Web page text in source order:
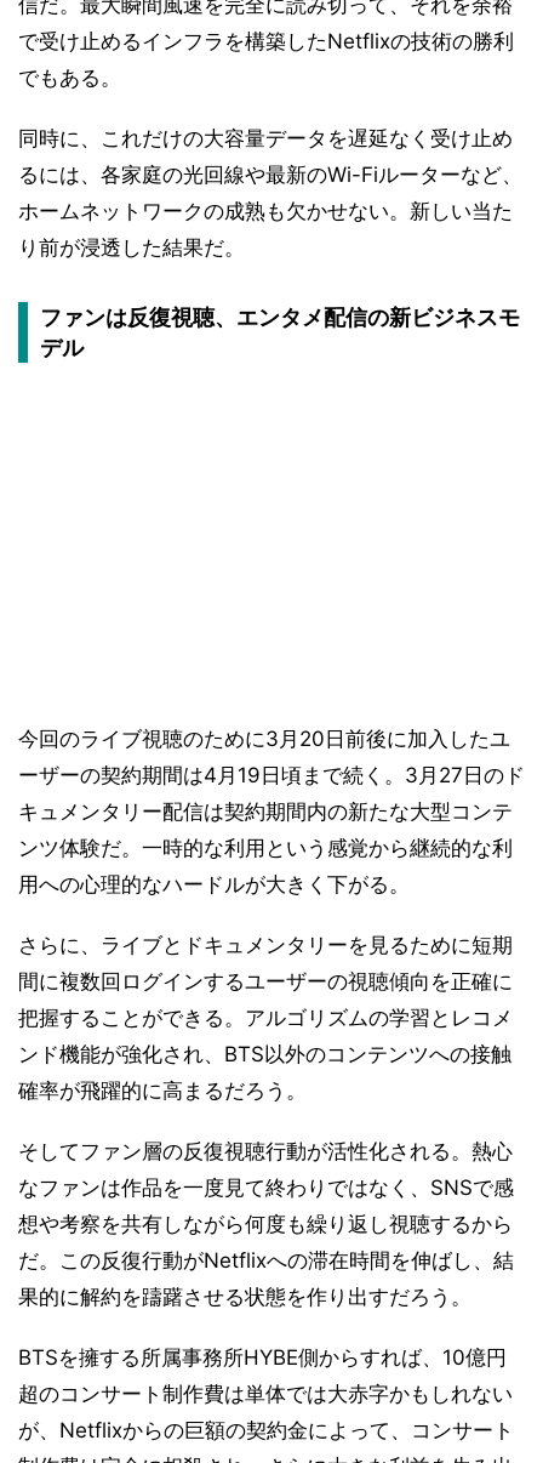
信だ。最大瞬間風速を完全に読み切って、それを余裕
で受け止めるインフラを構築したNetflixの技術の勝利
でもある。
同時に、これだけの大容量データを遅延なく受け止め
るには、各家庭の光回線や最新のWi-Fiルーターなど、
ホームネットワークの成熟も欠かせない。新しい当た
り前が浸透した結果だ。
ファンは反復視聴、エンタメ配信の新ビジネスモ
デル
今回のライブ視聴のために3月20日前後に加入したユ
ーザーの契約期間は4月19日頃まで続く。3月27日のド
キュメンタリー配信は契約期間内の新たな大型コンテ
ンツ体験だ。一時的な利用という感覚から継続的な利
用への心理的なハードルが大きく下がる。
さらに、ライブとドキュメンタリーを見るために短期
間に複数回ログインするユーザーの視聴傾向を正確に
把握することができる。アルゴリズムの学習とレコメ
ンド機能が強化され、BTS以外のコンテンツへの接触
確率が飛躍的に高まるだろう。
そしてファン層の反復視聴行動が活性化される。熱心
なファンは作品を一度見て終わりではなく、SNSで感
想や考察を共有しながら何度も繰り返し視聴するから
だ。この反復行動がNetflixへの滞在時間を伸ばし、結
果的に解約を躊躇させる状態を作り出すだろう。
BTSを擁する所属事務所HYBE側からすれば、10億円
超のコンサート制作費は単体では大赤字かもしれない
が、Netflixからの巨額の契約金によって、コンサート